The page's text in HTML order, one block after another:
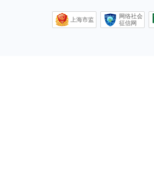
上海市监
网络社会
征信网